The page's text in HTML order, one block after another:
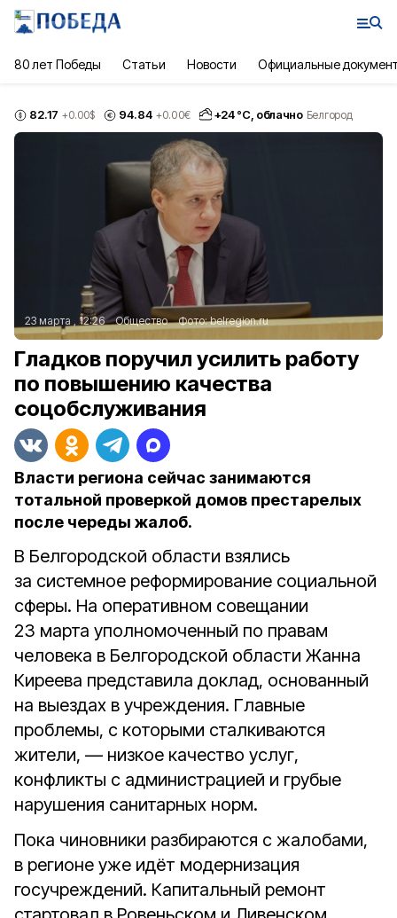
80 лет Победы Статьи Новости Официальные
82.17 +0.00$ 94.84 +0.00€ +24°С, облачно Белгород
23 марта , 12:26 Общество Фото:belregion.ru
Гладков поручил усилить работу
по повышению качества
соцобслуживания
Власти региона сейчас занимаются
тотальной проверкой домов престарелых
после череды жалоб.
В Белгородской области взялись
за системное реформирование социальной
сферы. На оперативном совещании
23 марта уполномоченный по правам
человека в Белгородской области Жанна
Киреева представила доклад, основанный
на выездах в учреждения. Главные
проблемы, с которыми сталкиваются
жители, — низкое качество услуг,
конфликты с администрацией и грубые
нарушения санитарных норм.
Пока чиновники разбираются с жалобами,
в регионе уже идёт модернизация
госучреждений. Капитальный ремонт